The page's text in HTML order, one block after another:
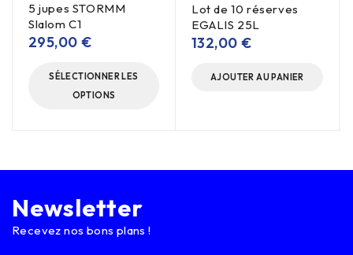
5 jupes STORMM
Slalom C1
295,00 €
SÉLECTIONNER LES
OPTIONS
Lot de 10 réserves
EGALIS 25L
132,00 €
AJOUTER AU PANIER
Newsletter
Recevez nos bons plans !